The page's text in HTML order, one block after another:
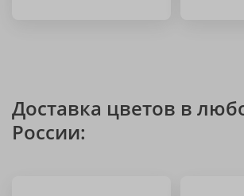
Доставка цветов в
России: